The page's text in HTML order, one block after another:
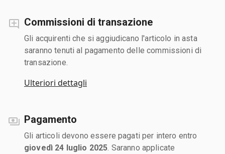
Commissioni di transazione
Gli acquirenti che si aggiudicano l'articolo in asta
saranno tenuti al pagamento delle commissioni di
transazione.
Ulteriori dettagli
Pagamento
Gli articoli devono essere pagati per intero entro
giovedì 24 luglio 2025 . Saranno applicate